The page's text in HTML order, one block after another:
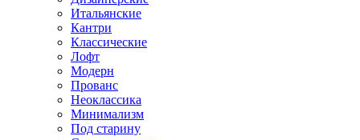
Итальянские
Кантри
Классические
Лофт
Модерн
Прованс
Неоклассика
Минимализм
Под старину